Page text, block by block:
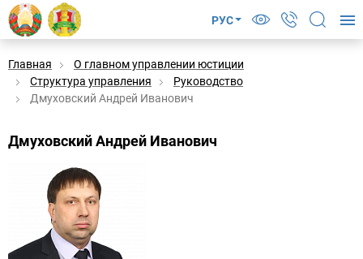
РУС
Главная
О главном управлении юстиции
Структура управления
Руководство
Дмуховский Андрей Иванович
Дмуховский Андрей Иванович